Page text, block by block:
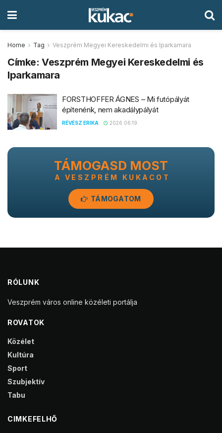
Home Tag Veszprém Megyei Kereskedelmi és Iparkamara
Címke:Veszprém Megyei Kereskedelmi és
Iparkamara
FORSTHOFFER ÁGNES – Mi futópályát
építenénk, nem akadálypályát
RÉVÉSZ ERIKA 2026.06.19.
TÁMOGASD MOST
A VESZPRÉM KUKACOT
TÁMOGATOM
RÓLUNK
Veszprém város online közéleti portálja
ROVATOK
Közélet
Kultúra
Sport
Szubjektív
Tabu
CIMKEFELHŐ